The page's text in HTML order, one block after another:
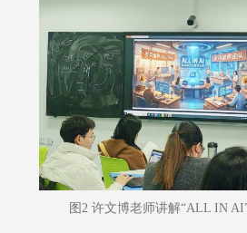
图2 许文博老师讲解“ALL IN